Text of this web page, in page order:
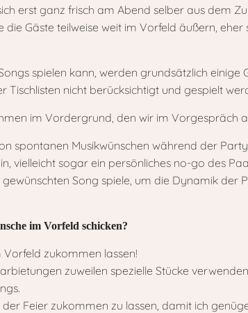
erst ganz frisch am Abend selber aus dem
die Gäste teilweise weit im Vorfeld äußern,
spielen kann, werden grundsätzlich
nicht berücksichtigt und gespielt
im Vordergrund, den wir im Vorgespräch
spontanen Musikwünschen während der
vielleicht sogar ein persönliches no-go des
Song spiele, um die Dynamik der
im Vorfeld schicken?
zukommen lassen!
zuweilen spezielle Stücke
Feier zukommen zu lassen, damit ich